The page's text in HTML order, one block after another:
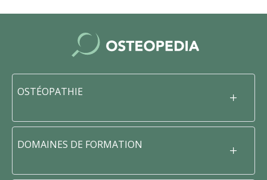
OSTÉOPATHIE
DOMAINES DE FORMATION